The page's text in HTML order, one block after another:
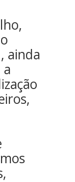
ainda